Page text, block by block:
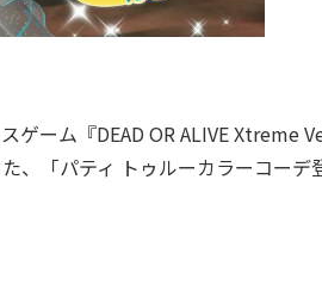
ーム『DEAD OR ALIVE Xtreme
、「パティ トゥルーカラーコーデ